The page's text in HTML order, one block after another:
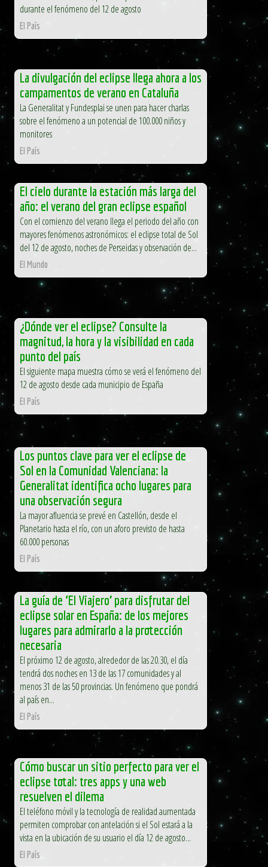
durante el fenómeno del 12 de agosto
El País
La divulgación del eclipse llega ahora a los
campamentos de verano en Cataluña
La Generalitat y Fundesplai se unen para hacer charlas
sobre el fenómeno a un potencial de 100.000 niños y
monitores
El País
El cielo durante la estación más larga del
año: el verano del gran eclipse español
Con el comienzo del verano llega el periodo del año con
mayores fenómenos astronómicos: el eclipse total de Sol
del 12 de agosto, noches de Perseidas y observación de...
El Mundo
¿Dónde ver el eclipse? Consulte la
magnitud, la hora y la visibilidad en cada
punto del país
El siguiente mapa muestra cómo se verá el fenómeno del
12 de agosto desde cada municipio de España
El País
Los puntos clave para ver el eclipse de
Sol en la Comunidad Valenciana: la
Generalitat identifica ocho lugares para
una observación segura
La mayor afluencia se prevé en Castellón, desde el
Planetario hasta el río, con un aforo previsto de hasta
60.000 personas
El País
La guía de ‘El Viajero’ para disfrutar del
eclipse solar en España: de los mejores
lugares para admirarlo a la protección
necesaria
El próximo 12 de agosto, alrededor de las 20.30, el día
tendrá dos noches en 13 de las 17 comunidades y al
menos 31 de las 50 provincias. Un fenómeno que pondrá
al país en...
El País
Cómo buscar un sitio perfecto para ver el
eclipse total: tres apps y una web
resuelven el dilema
El teléfono móvil y la tecnología de realidad aumentada
permiten comprobar con antelación si el Sol estará a la
vista en la ubicación de su usuario el día 12 de agosto...
El País